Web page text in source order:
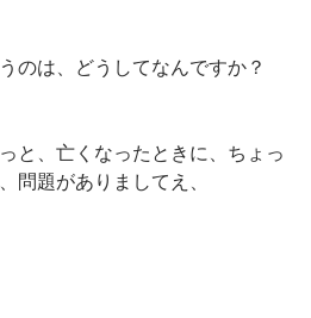
のは、どうしてなんですか？
と、亡くなったときに、ちょっ
問題がありましてえ、